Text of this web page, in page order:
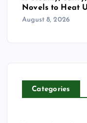
Novels to Heat
August 8, 2026
Categories